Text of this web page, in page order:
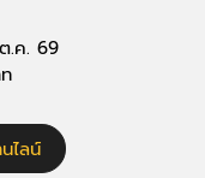
.ค. 69
ไลน์